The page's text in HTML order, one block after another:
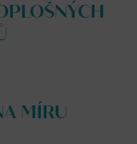
MÍRU